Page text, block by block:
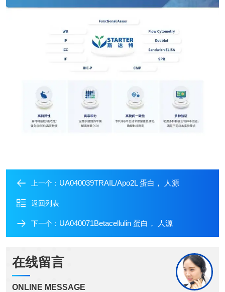
上一个： UA040039TRAIL/Apo2L 蛋白， 人源
返回列表
下一个： UA040071Betacellulin 蛋白， 人源
在线留言
ONLINE MESSAGE